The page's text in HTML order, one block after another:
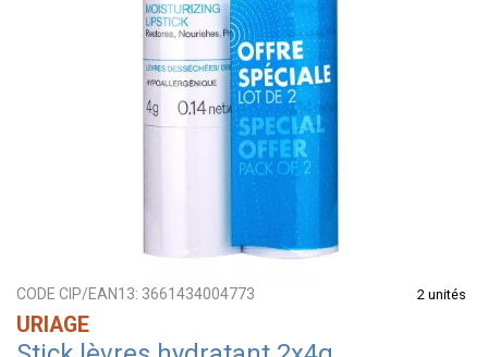
CODE CIP/EAN13: 3661434004773 2 unités
URIAGE